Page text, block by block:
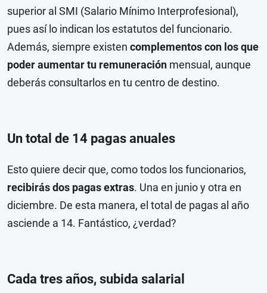
superior al SMI (Salario Mínimo Interprofesional),
pues así lo indican los estatutos del funcionario.
Además, siempre existen complementos con los que
poder aumentar tu remuneración mensual, aunque
deberás consultarlos en tu centro de destino.
Un total de 14 pagas anuales
Esto quiere decir que, como todos los funcionarios,
recibirás dos pagas extras. Una en junio y otra en
diciembre. De esta manera, el total de pagas al año
asciende a 14. Fantástico, ¿verdad?
Cada tres años, subida salarial